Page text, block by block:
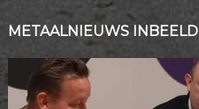
METAALNIEUWS INBEELD